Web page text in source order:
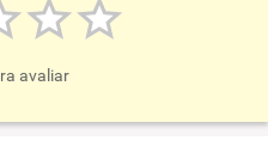
avaliar